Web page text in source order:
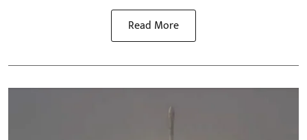
Read More